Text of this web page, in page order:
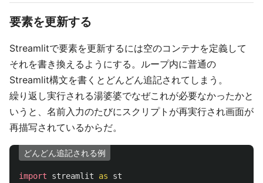
要素を更新する
Streamlitで要素を更新するには空のコンテナを定義して
それを書き換えるようにする。ループ内に普通の
Streamlit構文を書くとどんどん追記されてしまう。
繰り返し実行される湯婆婆でなぜこれが必要なかったかと
いうと、名前入力のたびにスクリプトが再実行され画面が
再描写されているからだ。
どんどん追記される例
import streamlit as
st